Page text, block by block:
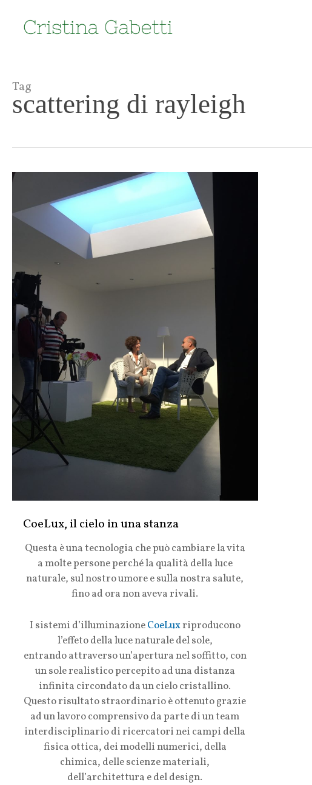
Tag
scattering di rayleigh
CoeLux, il cielo in una stanza
Questa è una tecnologia che può cambiare la vita
a molte persone perché la qualità della luce
naturale, sul nostro umore e sulla nostra salute,
fino ad ora non aveva rivali.
I sistemi d’illuminazioneCoeLuxriproducono
l’effeto della luce naturale del sole,
entrando attraverso un’apertura nel soffitto, con
un sole realistico percepito ad una distanza
infinita circondato da un cielo cristallino.
Questo risultato straordinario è ottenuto grazie
ad un lavoro comprensivo da parte di un team
interdisciplinario di ricercatori nei campi della
fisica ottica, dei modelli numerici, della
chimica, delle scienze materiali,
dell’architettura e del design.